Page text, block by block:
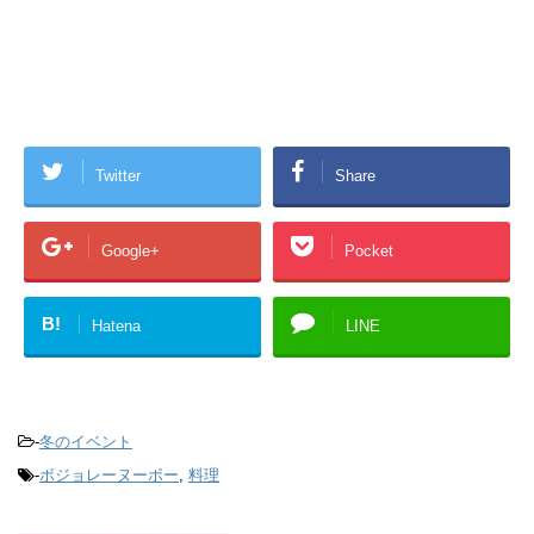
Twitter Share
Google+ Pocket
B! Hatena LINE
-冬のイベント
-ボジョレーヌーボー, 料理